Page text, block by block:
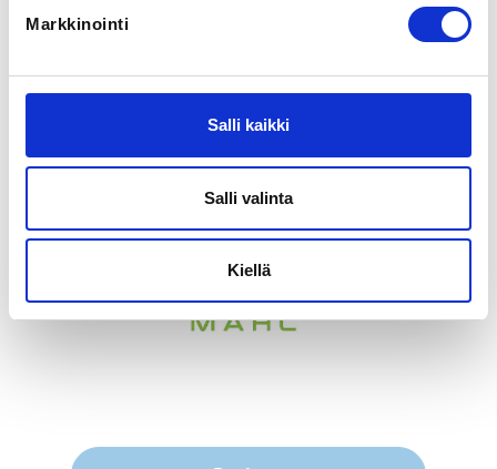
Markkinointi
Salli kaikki
Salli valinta
Kiellä